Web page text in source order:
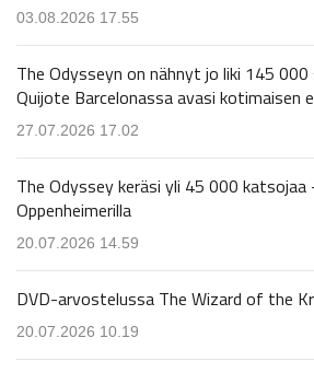
03.08.2026 17.55
The Odysseyn on nähnyt jo liki 145
Quijote Barcelonassa avasi kotimaisen
27.07.2026 17.02
The Odyssey keräsi yli 45 000 katsojaa
Oppenheimerilla
20.07.2026 14.59
DVD-arvostelussa The Wizard of the
20.07.2026 10.19